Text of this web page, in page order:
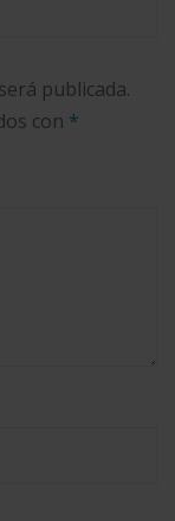
publicada.
con *